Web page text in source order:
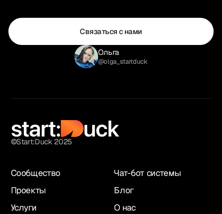
Связаться с нами
Ольга
@olga_startduck
©Start:Duck 2025
Сообщество
Проекты
Услуги
Чат-бот системы
Блог
О нас